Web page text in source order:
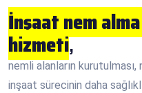
İnşaat nem
hizmeti,
nemli alanların
inşaat sürecinin daha